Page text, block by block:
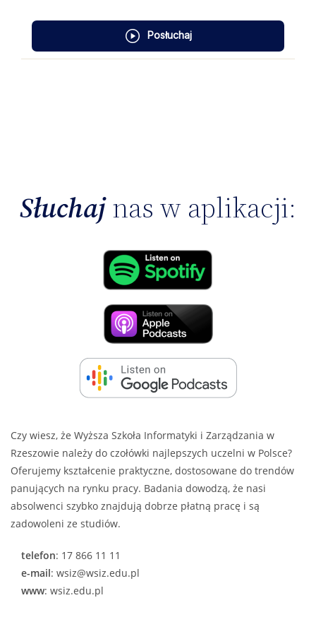
Posłuchaj
Słuchajnas w aplikacji:
Czy wiesz, że Wyższa Szkoła Informatyki i Zarządzania w
Rzeszowie należy do czołówki najlepszych uczelni w Polsce?
Oferujemy kształcenie praktyczne, dostosowane do trendów
panujących na rynku pracy. Badania dowodzą, że nasi
absolwenci szybko znajdują dobrze płatną pracę i są
zadowoleni ze studiów.
telefon: 17 866 11 11
e-mail: wsiz@wsiz.edu.pl
www: wsiz.edu.pl